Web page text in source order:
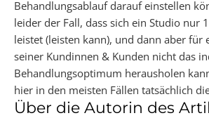
Behandlungsablauf darauf einstellen
leider der Fall, dass sich ein Studio nur
leistet (leisten kann), und dann aber für
seiner Kundinnen & Kunden nicht das
Behandlungsoptimum herausholen
hier in den meisten Fällen tatsächlich
Über die Autorin des